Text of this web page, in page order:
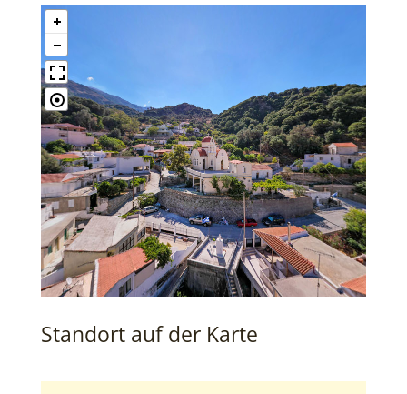
Standort auf der Karte